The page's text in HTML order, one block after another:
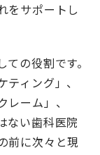
をサポートし
の役割です。
ィング」、
レーム」、
ない歯科医院
前に次々と現